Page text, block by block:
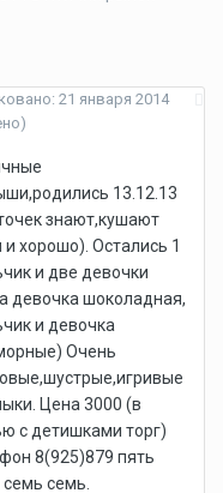
21 января 2014
13.12.13
знают,кушают
и хорошо). Остались 1
и две девочки
девочка шоколадная,
и девочка
Очень
Цена 3000 (в
с детишками торг)
8(925)879 пять
семь.